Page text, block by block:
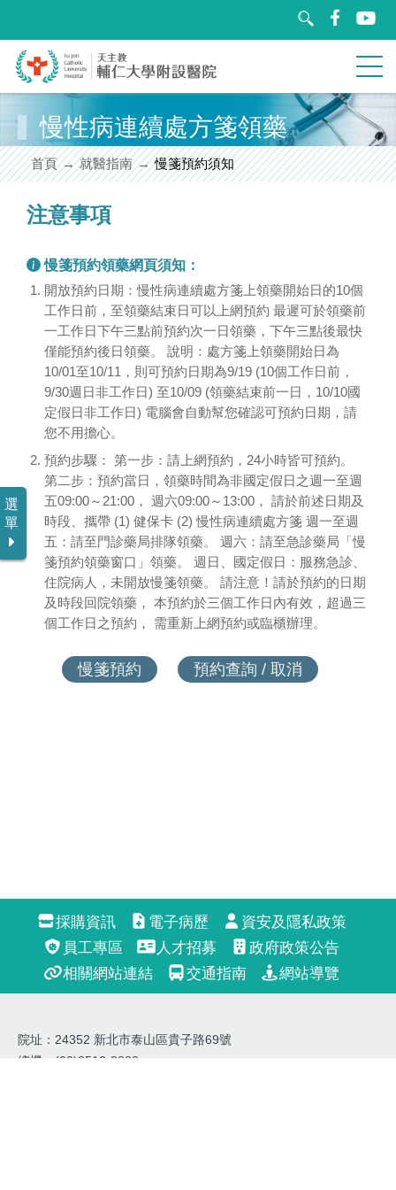
區
關於輔醫
就醫指南
特色醫療
教學研究
衛教園地
意見反映
永續專區
醫療人文
選
單
慢性病連續處方箋領藥
首頁 就醫指南 慢箋預約須知
注意事項
慢箋預約領藥網頁須知：
開放預約日期：慢性病連續處方箋上領藥開始日的10個
工作日前，至領藥結束日可以上網預約 最遲可於領藥前
一工作日下午三點前預約次一日領藥，下午三點後最快
僅能預約後日領藥。 說明：處方箋上領藥開始日為
10/01至10/11，則可預約日期為9/19 (10個工作日前，
9/30週日非工作日) 至10/09 (領藥結束前一日，10/10國
定假日非工作日) 電腦會自動幫您確認可預約日期，請
您不用擔心。
預約步驟： 第一步：請上網預約，24小時皆可預約。
第二步：預約當日，領藥時間為非國定假日之週一至週
五09:00～21:00， 週六09:00～13:00， 請於前述日期及
時段、攜帶 (1) 健保卡 (2) 慢性病連續處方箋 週一至週
五：請至門診藥局排隊領藥。 週六：請至急診藥局「慢
箋預約領藥窗口」領藥。 週日、國定假日：服務急診、
住院病人，未開放慢箋領藥。 請注意！請於預約的日期
及時段回院領藥， 本預約於三個工作日內有效，超過三
個工作日之預約， 需重新上網預約或臨櫃辦理。
慢箋預約 預約查詢 / 取消
採購資訊 電子病歷
資安及隱私政策
員工專區
人才招募
政府政策公告
相關網站連結
交通指南 網站導覽
院址：24352 新北市泰山區貴子路69號
總機：(02)8512-8888